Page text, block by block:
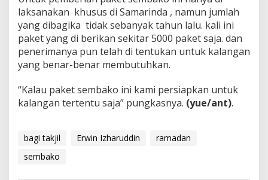
laksanakan khusus di Samarinda , namun jumlah
yang dibagika tidak sebanyak tahun lalu. kali ini
paket yang di berikan sekitar 5000 paket saja. dan
penerimanya pun telah di tentukan untuk kalangan
yang benar-benar membutuhkan.
“Kalau paket sembako ini kami persiapkan untuk
kalangan tertentu saja” pungkasnya. (yue/ant).
bagi takjil Erwin Izharuddin
ramadan
sembako